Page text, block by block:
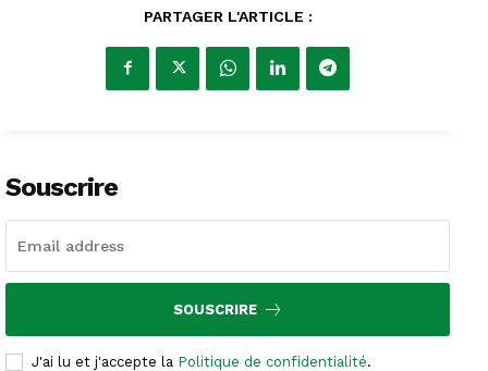
PARTAGER L'ARTICLE :
Souscrire
SOUSCRIRE
J'ai lu et j'accepte la Politique de confidentialité.